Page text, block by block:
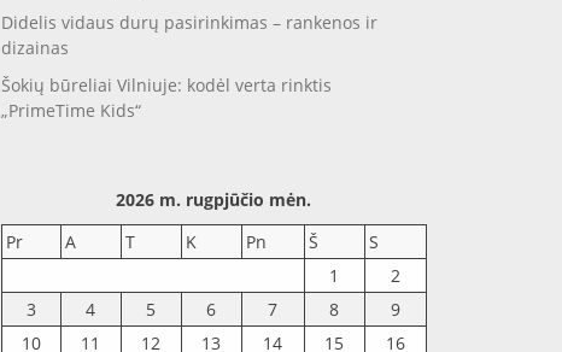
Didelis vidaus durų pasirinkimas – rankenos ir
dizainas
Šokių būreliai Vilniuje: kodėl verta rinktis
„PrimeTime Kids“
2026 m. rugpjūčio mėn.
Pr
A T K Pn Š
S
1
2
3
4 5 6 7 8
9
10
11 12 13 14 15
16